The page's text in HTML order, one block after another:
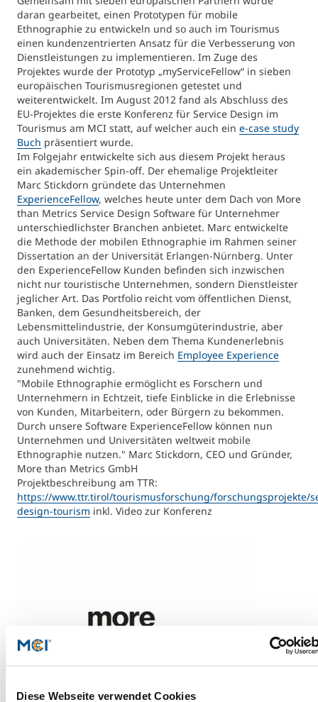
Diese Webseite verwendet Cookies
Studienberatung
Study Finder Bachelor/Master
Micro Credentials
Masterclasses
Management-Seminare
Technische Weiterbildung
Maßgeschneiderte Programme
Studienberatung
Executive Education Finder
daran gearbeitet, einen Prototypen für mobile
Ethnographie zu entwickeln und so auch im Tourismus
einen kundenzentrierten Ansatz für die Verbesserung von
Dienstleistungen zu implementieren. Im Zuge des
Projektes wurde der Prototyp „myServiceFellow“ in sieben
europäischen Tourismusregionen getestet und
weiterentwickelt. Im August 2012 fand als Abschluss des
EU-Projektes die erste Konferenz für Service Design im
Tourismus am MCI statt, auf welcher auch ein e-case study
Buch präsentiert wurde.
Im Folgejahr entwickelte sich aus diesem Projekt heraus
ein akademischer Spin-off. Der ehemalige Projektleiter
Marc Stickdorn gründete das Unternehmen
ExperienceFellow, welches heute unter dem Dach von More
than Metrics Service Design Software für Unternehmer
unterschiedlichster Branchen anbietet. Marc entwickelte
die Methode der mobilen Ethnographie im Rahmen seiner
Dissertation an der Universität Erlangen-Nürnberg. Unter
den ExperienceFellow Kunden befinden sich inzwischen
nicht nur touristische Unternehmen, sondern Dienstleister
jeglicher Art. Das Portfolio reicht vom öffentlichen Dienst,
Banken, dem Gesundheitsbereich, der
Lebensmittelindustrie, der Konsumgüterindustrie, aber
auch Universitäten. Neben dem Thema Kundenerlebnis
wird auch der Einsatz im Bereich Employee Experience
zunehmend wichtig.
"Mobile Ethnographie ermöglicht es Forschern und
Unternehmern in Echtzeit, tiefe Einblicke in die Erlebnisse
von Kunden, Mitarbeitern, oder Bürgern zu bekommen.
Durch unsere Software ExperienceFellow können nun
Unternehmen und Universitäten weltweit mobile
Ethnographie nutzen." Marc Stickdorn, CEO und Gründer,
More than Metrics GmbH
Projektbeschreibung am TTR:
https://www.ttr.tirol/tourismusforschung/forschungsprojekte/
design-tourism inkl. Video zur Konferenz